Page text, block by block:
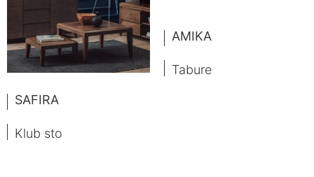
SAFIRA
Klub sto
AMIKA
Tabure